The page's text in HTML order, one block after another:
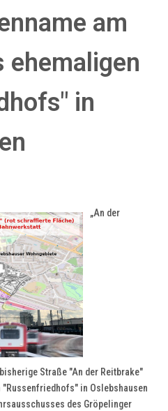
am
ehemaligen
in
„An der
Straße "An der Reitbrake"
"Russenfriedhofs" in Oslebshausen
des Gröpelinger